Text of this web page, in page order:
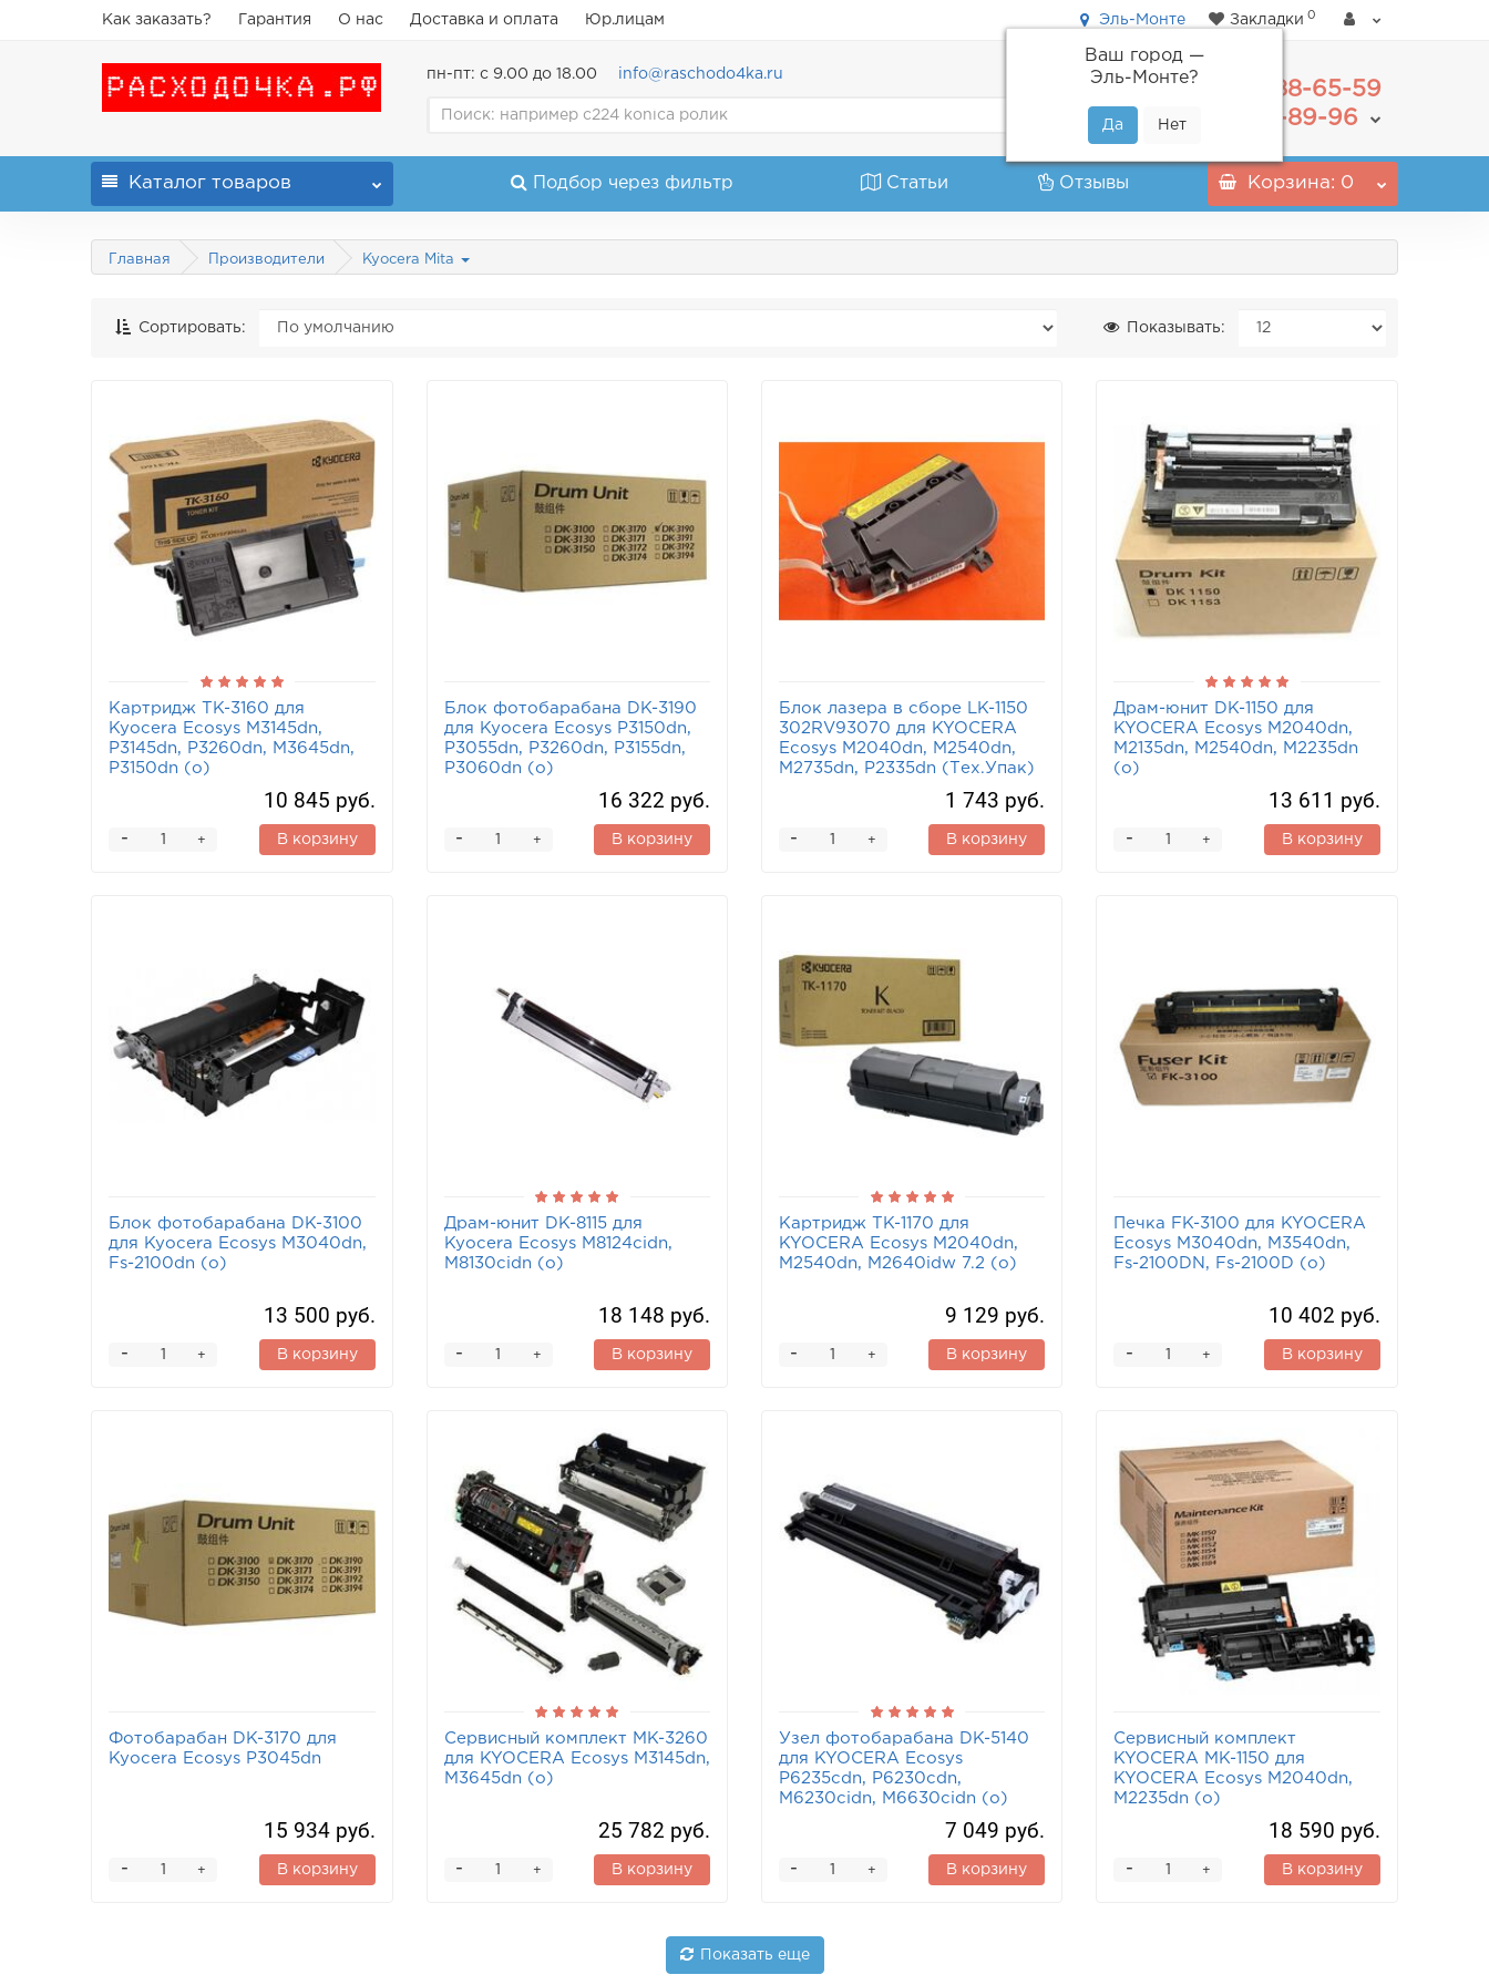
Как заказать? Гарантия О нас Доставка и оплата Юр.лицам Эль-Монте
Ваш город —
Эль-Монте?
Закладки 0
пн-пт: с 9.00 до 18.00 info@raschodo4ka.ru
488-65-59
+7(800) 555-89-96
Каталог товаров Подбор через фильтр Статьи Отзывы Корзина: 0
Главная Производители Kyocera Mita
Сортировать: Показывать:
Картридж TK-3160 для
Kyocera Ecosys M3145dn,
P3145dn, P3260dn, M3645dn,
P3150dn (o)
10 845 руб.
+
- В корзину
Блок фотобарабана DK-3190
для Kyocera Ecosys P3150dn,
P3055dn, P3260dn, P3155dn,
P3060dn (o)
16 322 руб.
+
- В корзину
Блок лазера в сборе LK-1150
302RV93070 для KYOCERA
Ecosys M2040dn, M2540dn,
M2735dn, P2335dn (Тех.Упак)
1 743 руб.
+
- В корзину
Драм-юнит DK-1150 для
KYOCERA Ecosys M2040dn,
M2135dn, M2540dn, M2235dn
(o)
13 611 руб.
+
- В корзину
Блок фотобарабана DK-3100
для Kyocera Ecosys M3040dn,
Fs-2100dn (o)
13 500 руб.
+
- В корзину
Драм-юнит DK-8115 для
Kyocera Ecosys M8124cidn,
M8130cidn (o)
18 148 руб.
+
- В корзину
Картридж TK-1170 для
KYOCERA Ecosys M2040dn,
M2540dn, M2640idw 7.2 (o)
9 129 руб.
+
- В корзину
Печка FK-3100 для KYOCERA
Ecosys M3040dn, M3540dn,
Fs-2100DN, Fs-2100D (o)
10 402 руб.
+
- В корзину
Фотобарабан DK-3170 для
Kyocera Ecosys P3045dn
15 934 руб.
+
- В корзину
Сервисный комплект MK-3260
для KYOCERA Ecosys M3145dn,
M3645dn (o)
25 782 руб.
+
- В корзину
Узел фотобарабана DK-5140
для KYOCERA Ecosys
P6235cdn, P6230cdn,
M6230cidn, M6630cidn (o)
7 049 руб.
+
- В корзину
Сервисный комплект
KYOCERA MK-1150 для
KYOCERA Ecosys M2040dn,
M2235dn (o)
18 590 руб.
+
- В корзину
Показать еще